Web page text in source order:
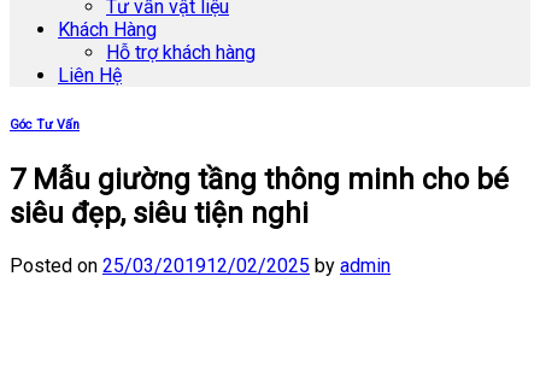
Tư vấn vật liệu
Khách Hàng
Hỗ trợ khách hàng
Liên Hệ
Góc Tư Vấn
7 Mẫu giường tầng thông minh cho bé
siêu đẹp, siêu tiện nghi
Posted on 25/03/201912/02/2025 by admin